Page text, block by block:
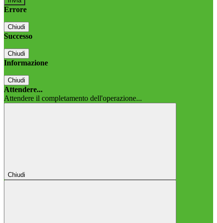
Errore
Chiudi
Successo
Chiudi
Informazione
Chiudi
Attendere...
Attendere il completamento dell'operazione...
Chiudi